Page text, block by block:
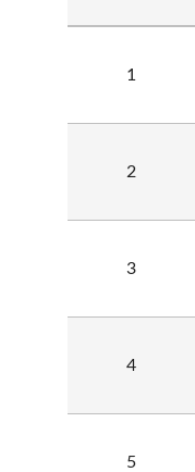
1
2
3
4
5